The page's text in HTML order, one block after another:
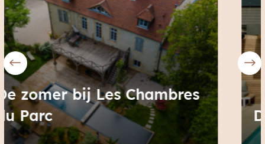
De zomer bij Helena